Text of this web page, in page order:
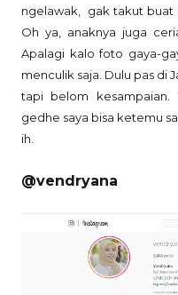
ngelawak, gak takut buat
Oh ya, anaknya juga
Apalagi kalo foto gaya-
menculik saja. Dulu pas
tapi belom kesampaian.
gedhe saya bisa ketemu
ih.
@vendryana